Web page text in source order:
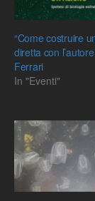
“Come costruire
diretta con
Ferrari
In "Eventi"